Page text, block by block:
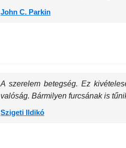
John C. Parkin
A szerelem betegség. Ez
valóság. Bármilyen furcsának is
Szigeti Ildikó